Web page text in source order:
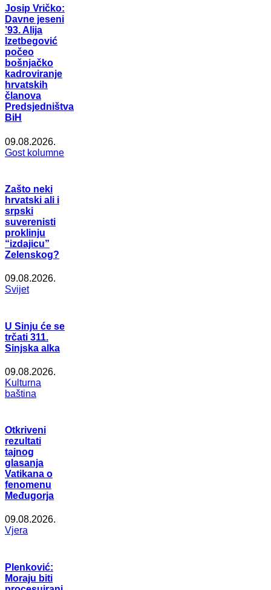
Josip Vričko:
Davne jeseni
’93. Alija
Izetbegović
počeo
bošnjačko
kadroviranje
hrvatskih
članova
Predsjedništva
BiH
09.08.2026.
Gost kolumne
Zašto neki
hrvatski ali i
srpski
suverenisti
proklinju
“izdajicu”
Zelenskog?
09.08.2026.
Svijet
U Sinju će se
trčati 311.
Sinjska alka
09.08.2026.
Kulturna
baština
Otkriveni
rezultati
tajnog
glasanja
Vatikana o
fenomenu
Međugorja
09.08.2026.
Vjera
Plenković:
Moraju biti